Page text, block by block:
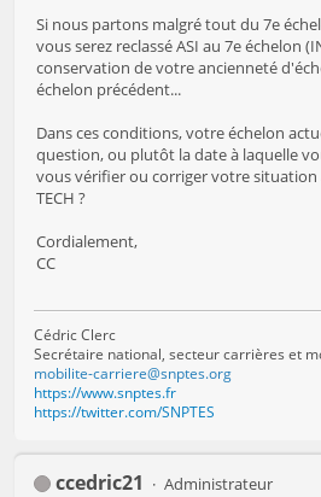
Si nous partons malgré tout du 7e
vous serez reclassé ASI au 7e échelon
conservation de votre ancienneté
échelon précédent...
Dans ces conditions, votre échelon
question, ou plutôt la date à laquelle
vous vérifier ou corriger votre situation
TECH ?
Cordialement,
CC
Cédric Clerc
Secrétaire national, secteur carrières et
mobilite-carriere@snptes.org
https://www.snptes.fr
https://twitter.com/SNPTES
ccedric21 Administrateur